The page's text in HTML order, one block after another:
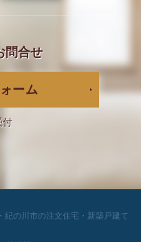
問合せ
ーム
付
紀の川市の注文住宅・新築戸建て